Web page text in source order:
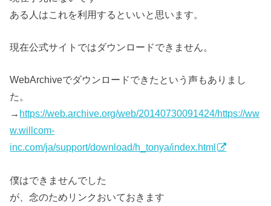
ある人はこれを利用するといいと思います。
現在公式サイトではダウンロードできません。
WebArchiveでダウンロードできたという声もありまし
た。
→ https://web.archive.org/web/20140730091424/https://ww
w.willcom-
inc.com/ja/support/download/h_tonya/index.html
僕はできませんでした
が、念のためリンクおいておきます